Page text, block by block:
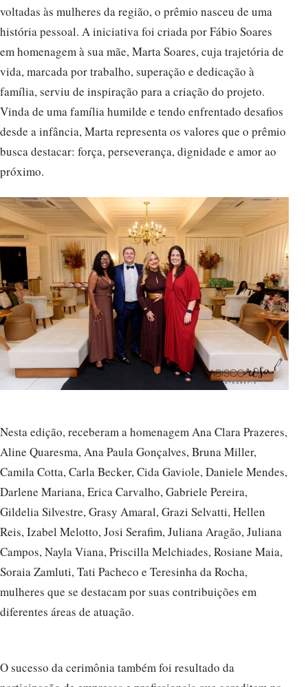
voltadas às mulheres da região, o prêmio nasceu de uma
história pessoal. A iniciativa foi criada por Fábio Soares
em homenagem à sua mãe, Marta Soares, cuja trajetória de
vida, marcada por trabalho, superação e dedicação à
família, serviu de inspiração para a criação do projeto.
Vinda de uma família humilde e tendo enfrentado desafios
desde a infância, Marta representa os valores que o prêmio
busca destacar: força, perseverança, dignidade e amor ao
próximo.
Nesta edição, receberam a homenagem Ana Clara Prazeres,
Aline Quaresma, Ana Paula Gonçalves, Bruna Miller,
Camila Cotta, Carla Becker, Cida Gaviole, Daniele Mendes,
Darlene Mariana, Erica Carvalho, Gabriele Pereira,
Gildelia Silvestre, Grasy Amaral, Grazi Selvatti, Hellen
Reis, Izabel Melotto, Josi Serafim, Juliana Aragão, Juliana
Campos, Nayla Viana, Priscilla Melchiades, Rosiane Maia,
Soraia Zamluti, Tati Pacheco e Teresinha da Rocha,
mulheres que se destacam por suas contribuições em
diferentes áreas de atuação.
O sucesso da cerimônia também foi resultado da